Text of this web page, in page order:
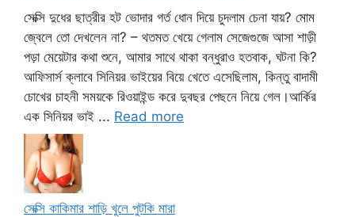
সেক্সি দুধের ছাত্রীর হট ভোদার গর্ত ধোন দিয়ে চুদলাম চেনা যায়? মোম
জ্বেলে তো দেখলেন না? – থতমত খেয়ে গেলাম সেজেগুজে আসা শাড়ী
পড়া মেয়েটার কথা শুনে, আমার সাথে থাকা বন্ধুরাও হতবাক, ঘটনা কি?
আফিসার্স ক্লাবে সিনিয়র ভাইয়ের বিয়ে খেতে এসেছিলাম, কিন্তু বাদামী
চোখের চাহনী সময়কে রিওয়াইন্ড করে দুবছর পেছনে নিয়ে গেল।আর্কির
এক সিনিয়র ভাই ... Read more
সেক্সি কাকিমার শাড়ি খুলে পুটকি মারা